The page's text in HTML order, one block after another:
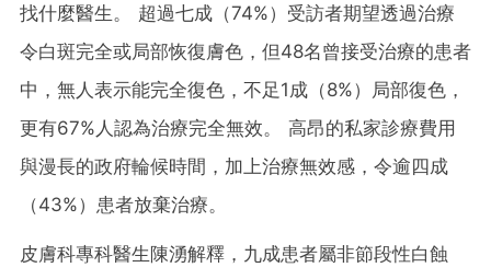
找什麼醫生。 超過七成（74%）受訪者期望透過治療
令白斑完全或局部恢復膚色，但48名曾接受治療的患者
中，無人表示能完全復色，不足1成（8%）局部復色，
更有67%人認為治療完全無效。 高昂的私家診療費用
與漫長的政府輪候時間，加上治療無效感，令逾四成
（43%）患者放棄治療。
皮膚科專科醫生陳湧解釋，九成患者屬非節段性白蝕